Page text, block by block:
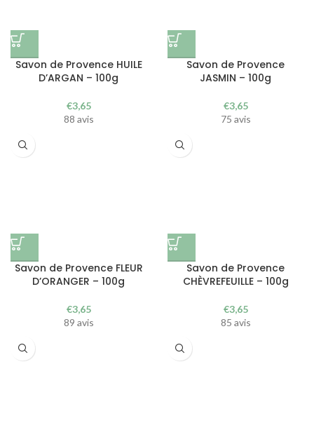
Savon de Provence HUILE
D’ARGAN – 100g
€3,65
88 avis
Savon de Provence
JASMIN – 100g
€3,65
75 avis
Savon de Provence FLEUR
D’ORANGER – 100g
€3,65
89 avis
Savon de Provence
CHÈVREFEUILLE – 100g
€3,65
85 avis